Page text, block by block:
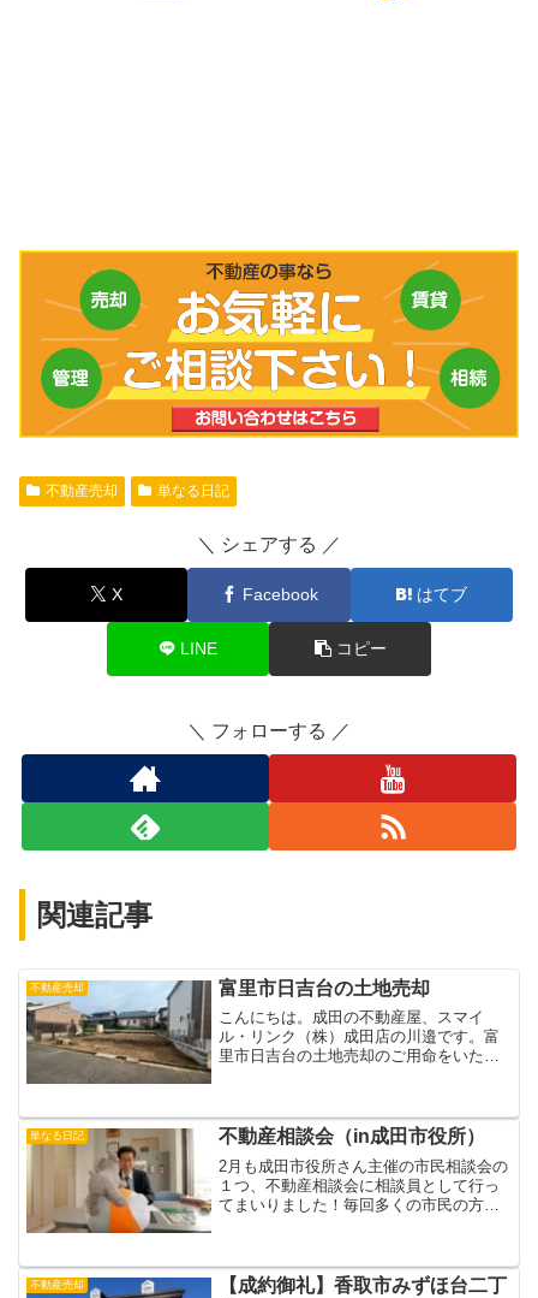
不動産売却 単なる日記
シェアする
X Facebook はてブ
LINE コピー
フォローする
関連記事
不動産売却 富里市日吉台の土地売却
こんにちは。成田の不動産屋、スマイ
ル・リンク（株）成田店の川邉です。富
里市日吉台の土地売却のご用命をいただ
回、売却をお任せ頂いた富里市日吉台の
土地は数年前に当社が売却をし...
単なる日記 不動産相談会（in成田市役所）
2月も成田市役所さん主催の市民相談会の
１つ、不動産相談会に相談員として行っ
てまいりました！毎回多くの市民の方が
なるのがはっきりと分か...
不動産売却
【成約御礼】香取市みずほ台二丁